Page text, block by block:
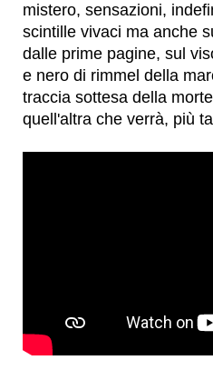
mistero, sensazioni,
scintille vivaci ma anche
dalle prime pagine, sul
e nero di rimmel della
traccia sottesa della
quell'altra che verrà, più